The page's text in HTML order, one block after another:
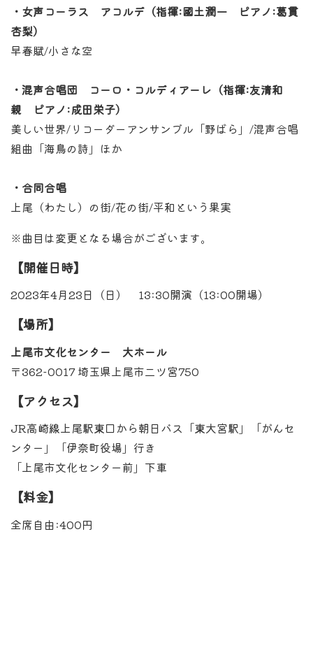
・女声コーラス アコルデ（指揮:國土潤一 ピアノ:葛貫
杏梨）
早春賦/小さな空
・混声合唱団 コーロ・コルディアーレ（指揮:友清和
親 ピアノ:成田栄子）
美しい世界/リコーダーアンサンブル「野ばら」/混声合唱
組曲「海鳥の詩」ほか
・合同合唱
上尾（わたし）の街/花の街/平和という果実
※曲目は変更となる場合がございます。
【開催日時】
2023年4月23日（日） 13:30開演（13:00開場）
【場所】
上尾市文化センター 大ホール
〒362-0017 埼玉県上尾市二ツ宮750
【アクセス】
JR高崎線上尾駅東口から朝日バス「東大宮駅」「がんセ
ンター」「伊奈町役場」行き
「上尾市文化センター前」下車
【料金】
全席自由:400円